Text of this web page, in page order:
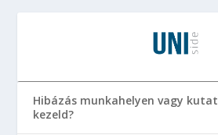
Hibázás munkahelyen vagy
kezeld?